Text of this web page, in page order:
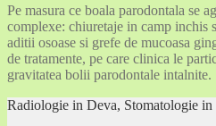
Pe masura ce boala parodontala se
complexe: chiuretaje in camp inchis
aditii osoase si grefe de mucoasa
de tratamente, pe care clinica le
gravitatea bolii parodontale intalnite.
Radiologie in Deva, Stomatologie